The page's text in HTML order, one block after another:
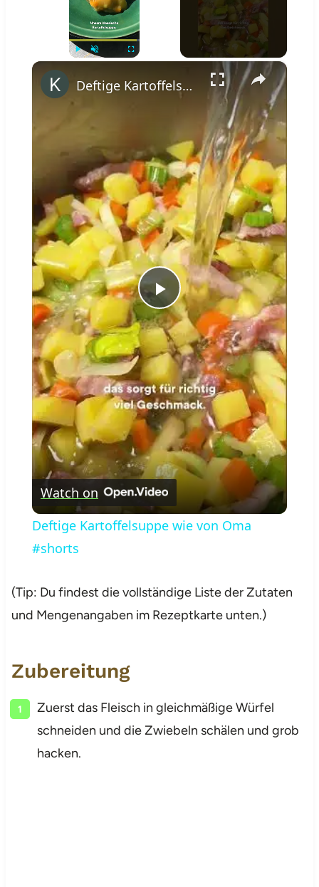
×
Play
Video
Deftige Kartoffelsuppe wie von Oma #shorts
Watch on
Deftige Kartoffelsuppe wie von Oma
#shorts
(Tip: Du findest die vollständige Liste der Zutaten
und Mengenangaben im Rezeptkarte unten.)
Zubereitung
Zuerst das Fleisch in gleichmäßige Würfel
schneiden und die Zwiebeln schälen und grob
hacken.